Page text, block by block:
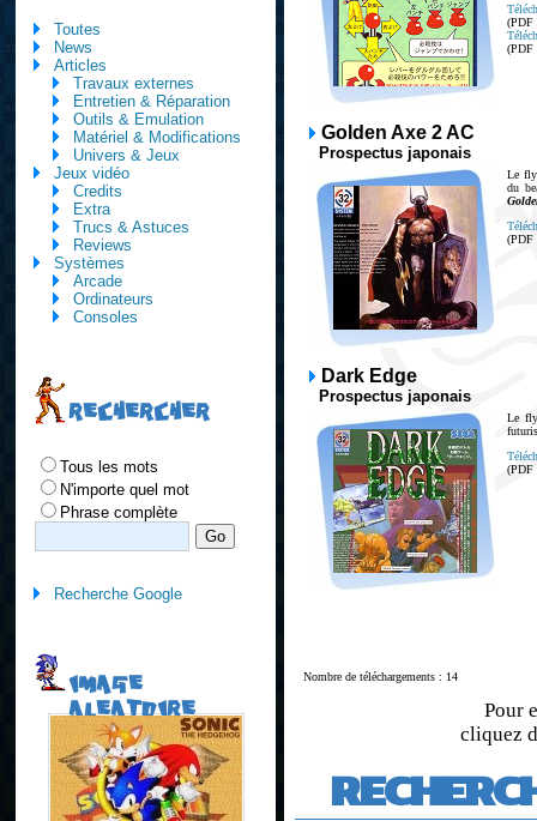
(PDF
(PDF
Golden Axe 2 AC
Prospectus japonais
Le
du
(PDF
Dark Edge
Prospectus japonais
Le
(PDF
Nombre de téléchargements : 14
Pour
cliquez
Toutes
News
Articles
Travaux externes
Entretien & Réparation
Outils & Emulation
Matériel & Modifications
Univers & Jeux
Jeux vidéo
Credits
Extra
Trucs & Astuces
Reviews
Systèmes
Arcade
Ordinateurs
Consoles
RECHERCHER
Tous les mots
N'importe quel mot
Phrase complète
Recherche Google
IMAGE
ALEATOIRE